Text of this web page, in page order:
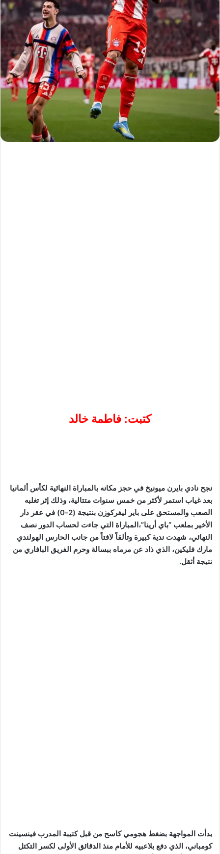
كتبت: فاطمة خالد
نجح نادي بايرن ميونيخ في حجز مكانه بالمباراة النهائية لكأس ألمانيا
بعد غياب استمر لأكثر من خمس سنوات متتالية، وذلك إثر تغلبه
الصعب والمستحق على باير ليفركوزن بنتيجة (2-0) في عقر دار
الأخير بملعب “باي أرينا”،المباراة التي جاءت لحساب الدور نصف
النهائي، شهدت ندية كبيرة وتألقاً لافتاً من جانب الحارس الهولندي
مارك فليكين، الذي ذاد عن مرماه ببسالة وحرم الفريق البافاري من
نتيجة أثقل.
بدأت المواجهة بضغط هجومي كاسح من قبل كتيبة المدرب فينسينت
كومباني، الذي دفع بلاعبيه للأمام منذ الدقائق الأولى لكسر التكتل